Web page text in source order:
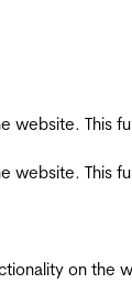
website. This
website. This
on the